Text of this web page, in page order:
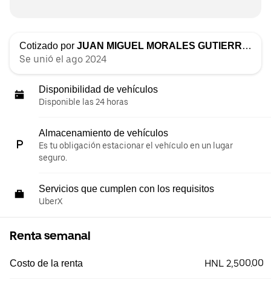
Cotizado por JUAN MIGUEL MORALES GUTIERREZ
Se unió el ago 2024
Disponibilidad de vehículos
Disponible las 24 horas
Almacenamiento de vehículos
Es tu obligación estacionar el vehículo en un lugar
seguro.
Servicios que cumplen con los requisitos
UberX
Renta semanal
Costo de la renta HNL 2,500.00